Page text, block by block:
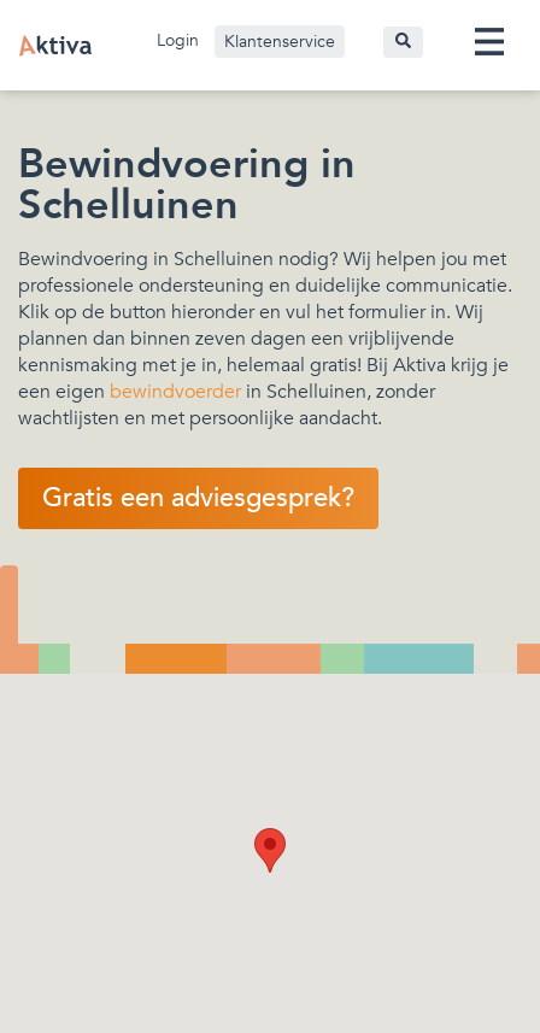
Login Klantenservice
Bewindvoering in
Schelluinen
Bewindvoering in Schelluinen nodig? Wij helpen jou met
professionele ondersteuning en duidelijke communicatie.
Klik op de button hieronder en vul het formulier in. Wij
plannen dan binnen zeven dagen een vrijblijvende
kennismaking met je in, helemaal gratis! Bij Aktiva krijg je
een eigen bewindvoerderin Schelluinen, zonder
wachtlijsten en met persoonlijke aandacht.
Gratis een adviesgesprek?